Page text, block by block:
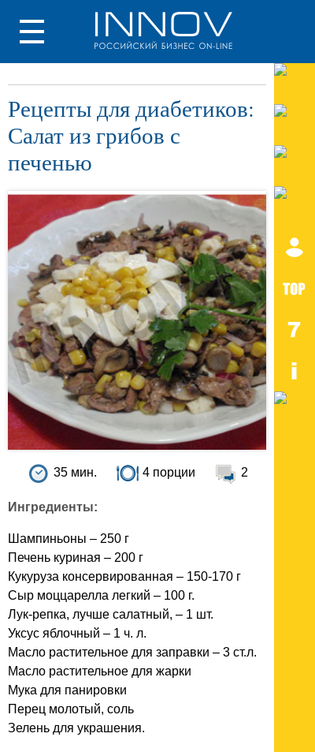
Рецепты для диабетиков:
Салат из грибов с
печенью
35 мин. 4 порции 2
Ингредиенты:
Шампиньоны – 250 г
Печень куриная – 200 г
Кукуруза консервированная – 150-170 г
Сыр моццарелла легкий – 100 г.
Лук-репка, лучше салатный, – 1 шт.
Уксус яблочный – 1 ч. л.
Масло растительное для заправки – 3 ст.л.
Масло растительное для жарки
Мука для панировки
Перец молотый, соль
Зелень для украшения.